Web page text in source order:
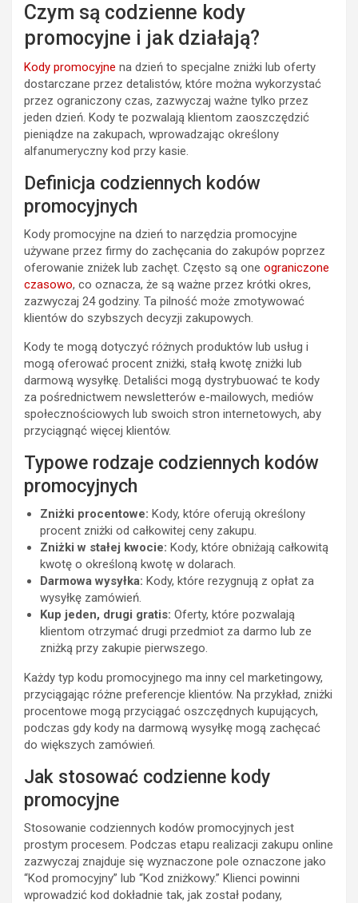
Czym są codzienne kody
promocyjne i jak działają?
Kody promocyjne na dzień to specjalne zniżki lub oferty
dostarczane przez detalistów, które można wykorzystać
przez ograniczony czas, zazwyczaj ważne tylko przez
jeden dzień. Kody te pozwalają klientom zaoszczędzić
pieniądze na zakupach, wprowadzając określony
alfanumeryczny kod przy kasie.
Definicja codziennych kodów
promocyjnych
Kody promocyjne na dzień to narzędzia promocyjne
używane przez firmy do zachęcania do zakupów poprzez
oferowanie zniżek lub zachęt. Często są one ograniczone
czasowo, co oznacza, że są ważne przez krótki okres,
zazwyczaj 24 godziny. Ta pilność może zmotywować
klientów do szybszych decyzji zakupowych.
Kody te mogą dotyczyć różnych produktów lub usług i
mogą oferować procent zniżki, stałą kwotę zniżki lub
darmową wysyłkę. Detaliści mogą dystrybuować te kody
za pośrednictwem newsletterów e-mailowych, mediów
społecznościowych lub swoich stron internetowych, aby
przyciągnąć więcej klientów.
Typowe rodzaje codziennych kodów
promocyjnych
Zniżki procentowe: Kody, które oferują określony
procent zniżki od całkowitej ceny zakupu.
Zniżki w stałej kwocie: Kody, które obniżają całkowitą
kwotę o określoną kwotę w dolarach.
Darmowa wysyłka: Kody, które rezygnują z opłat za
wysyłkę zamówień.
Kup jeden, drugi gratis: Oferty, które pozwalają
klientom otrzymać drugi przedmiot za darmo lub ze
zniżką przy zakupie pierwszego.
Każdy typ kodu promocyjnego ma inny cel marketingowy,
przyciągając różne preferencje klientów. Na przykład, zniżki
procentowe mogą przyciągać oszczędnych kupujących,
podczas gdy kody na darmową wysyłkę mogą zachęcać
do większych zamówień.
Jak stosować codzienne kody
promocyjne
Stosowanie codziennych kodów promocyjnych jest
prostym procesem. Podczas etapu realizacji zakupu online
zazwyczaj znajduje się wyznaczone pole oznaczone jako
“Kod promocyjny” lub “Kod zniżkowy.” Klienci powinni
wprowadzić kod dokładnie tak, jak został podany,